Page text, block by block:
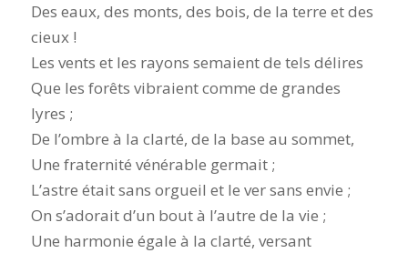
Des eaux, des monts, des bois, de la terre et des
cieux !
Les vents et les rayons semaient de tels délires
Que les forêts vibraient comme de grandes
lyres ;
De l’ombre à la clarté, de la base au sommet,
Une fraternité vénérable germait ;
L’astre était sans orgueil et le ver sans envie ;
On s’adorait d’un bout à l’autre de la vie ;
Une harmonie égale à la clarté, versant